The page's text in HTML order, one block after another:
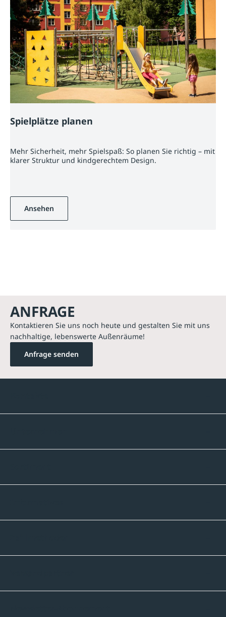
Spielplätze planen
Mehr Sicherheit, mehr Spielspaß: So planen Sie richtig – mit
klarer Struktur und kindgerechtem Design.
Ansehen
ANFRAGE
Kontaktieren Sie uns noch heute und gestalten Sie mit uns
nachhaltige, lebenswerte Außenräume!
Anfrage senden